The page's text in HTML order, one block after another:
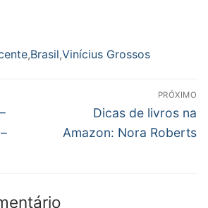
,Brasil,Vinícius Grossos
PRÓXIMO
Próximo
post:
Dicas de livros na
Amazon: Nora Roberts